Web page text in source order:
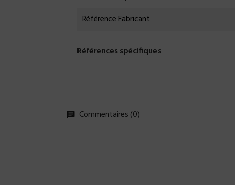
Référence Fabricant
Références spécifiques
Commentaires (0)